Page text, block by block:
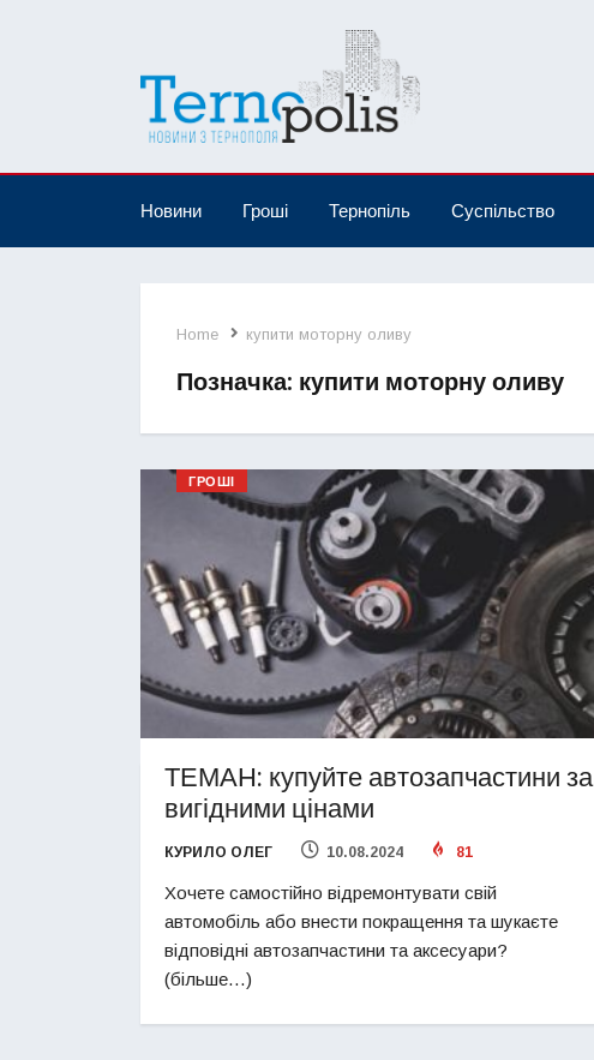
Новини Гроші Тернопіль Суспільство
Home купити моторну оливу
Позначка: купити моторну оливу
ГРОШІ
ТЕМАН: купуйте автозапчастини за
вигідними цінами
КУРИЛО ОЛЕГ 10.08.2024 81
Хочете самостійно відремонтувати свій
автомобіль або внести покращення та шукаєте
відповідні автозапчастини та аксесуари?
(більше…)